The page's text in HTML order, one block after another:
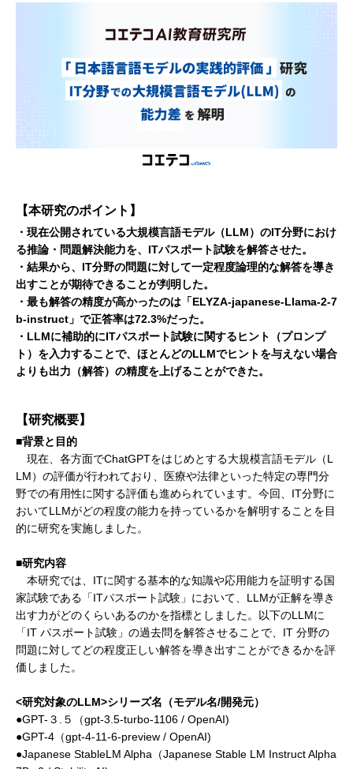
【本研究のポイント】
・現在公開されている大規模言語モデル（LLM）のIT分野におけ
る推論・問題解決能力を、ITパスポート試験を解答させた。
・結果から、IT分野の問題に対して一定程度論理的な解答を導き
出すことが期待できることが判明した。
・最も解答の精度が高かったのは「ELYZA-japanese-Llama-2-7
b-instruct」で正答率は72.3%だった。
・LLMに補助的にITパスポート試験に関するヒント（プロンプ
ト）を入力することで、ほとんどのLLMでヒントを与えない場合
よりも出力（解答）の精度を上げることができた。
【研究概要】
■背景と目的
現在、各方面でChatGPTをはじめとする大規模言語モデル（L
LM）の評価が行われており、医療や法律といった特定の専門分
野での有用性に関する評価も進められています。今回、IT分野に
おいてLLMがどの程度の能力を持っているかを解明することを目
的に研究を実施しました。
■研究内容
本研究では、ITに関する基本的な知識や応用能力を証明する国
家試験である「ITパスポート試験」において、LLMが正解を導き
出す力がどのくらいあるのかを指標としました。以下のLLMに
「IT パスポート試験」の過去問を解答させることで、IT 分野の
問題に対してどの程度正しい解答を導き出すことができるかを評
価しました。
<研究対象のLLM>シリーズ名（モデル名/開発元）
●GPT-３.５（gpt-3.5-turbo-1106 / OpenAI)
●GPT-4（gpt-4-11-6-preview / OpenAI)
●Japanese StableLM Alpha（Japanese Stable LM Instruct Alpha